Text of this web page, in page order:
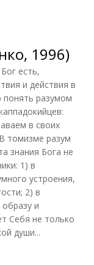
1996)
есть,
и действия в
разумом
в своих
томизме разум
знания Бога не
1) в
устроения,
2) в
и
Себя не только
души...